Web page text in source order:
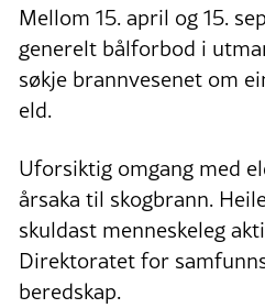
Mellom 15. april og 15.
generelt bålforbod i
søkje brannvesenet om
eld.
Uforsiktig omgang med
årsaka til skogbrann.
skuldast menneskeleg
Direktoratet for
beredskap.